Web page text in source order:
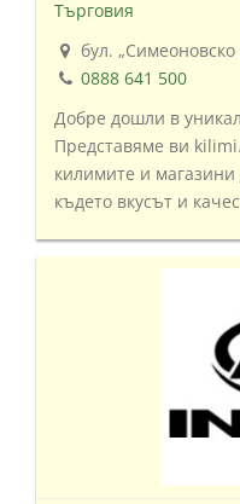
Търговия
бул.
0888 641 500
Добре дошли в
Представяме ви
килимите и магазини
където вкусът и